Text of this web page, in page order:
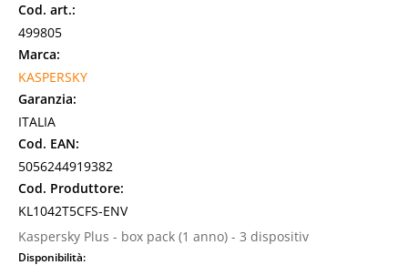
Cod. art.:
499805
Marca:
KASPERSKY
Garanzia:
ITALIA
Cod. EAN:
5056244919382
Cod. Produttore:
KL1042T5CFS-ENV
Kaspersky Plus - box pack (1 anno) - 3 dispositiv
Disponibilità: